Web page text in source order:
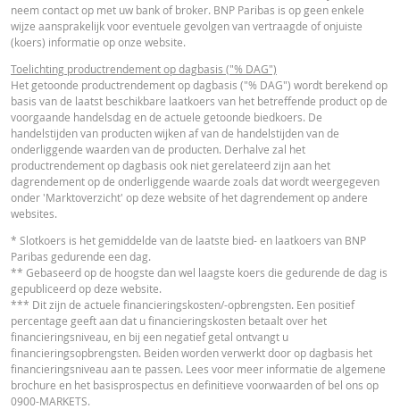
FINANCIEEL OVERZICHT
Financial Information URL
Cost Report
RECENTE KOERSINFORMATIE
Latest Product Quotes
neem contact op met uw bank of broker. BNP Paribas is op geen enkele
wijze aansprakelijk voor eventuele gevolgen van vertraagde of onjuiste
(koers) informatie op onze website.
Toelichting productrendement op dagbasis ("% DAG")
Het getoonde productrendement op dagbasis ("% DAG") wordt berekend op
basis van de laatst beschikbare laatkoers van het betreffende product op de
voorgaande handelsdag en de actuele getoonde biedkoers. De
handelstijden van producten wijken af van de handelstijden van de
onderliggende waarden van de producten. Derhalve zal het
productrendement op dagbasis ook niet gerelateerd zijn aan het
dagrendement op de onderliggende waarde zoals dat wordt weergegeven
onder 'Marktoverzicht' op deze website of het dagrendement op andere
websites.
* Slotkoers is het gemiddelde van de laatste bied- en laatkoers van BNP
Paribas gedurende een dag.
** Gebaseerd op de hoogste dan wel laagste koers die gedurende de dag is
gepubliceerd op deze website.
*** Dit zijn de actuele financieringskosten/-opbrengsten. Een positief
percentage geeft aan dat u financieringskosten betaalt over het
financieringsniveau, en bij een negatief getal ontvangt u
financieringsopbrengsten. Beiden worden verwerkt door op dagbasis het
financieringsniveau aan te passen. Lees voor meer informatie de algemene
brochure en het basisprospectus en definitieve voorwaarden of bel ons op
0900-MARKETS.